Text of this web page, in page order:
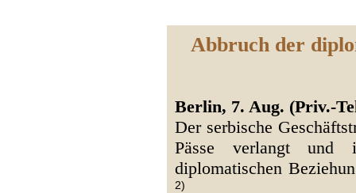
Abbruch der
Berlin, 7. Aug. (Priv.-
Der serbische
Pässe verlangt
diplomatischen
2)